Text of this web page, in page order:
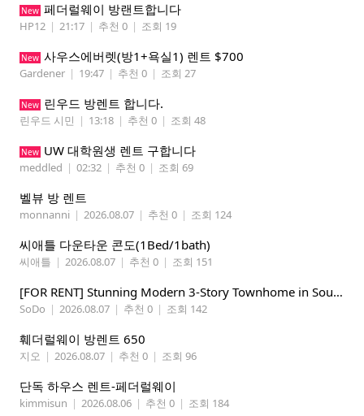
New 페더럴웨이 방랜트합니다
HP12 | 21:17 | 추천 0 | 조회 19
New 사우스에버렛(방1+욕실1) 렌트 $700
Gardener | 19:47 | 추천 0 | 조회 27
New 린우드 방렌트 합니다.
린우드 시민 | 13:18 | 추천 0 | 조회 48
New UW 대학원생 렌트 구합니다
meddled | 02:32 | 추천 0 | 조회 69
벨뷰 방 렌트
monnanni | 2026.08.07 | 추천 0 | 조회 124
씨애틀 다운타운 콘도(1Bed/1bath)
씨애틀 | 2026.08.07 | 추천 0 | 조회 151
​[FOR RENT] Stunning Modern 3-Story Townhome in South Park - Perfect for Tech Pros & Students!
SoDo | 2026.08.07 | 추천 0 | 조회 142
훼더럴웨이 방렌트 650
지오 | 2026.08.07 | 추천 0 | 조회 96
단독 하우스 렌트-페더럴웨이
kimmisun | 2026.08.06 | 추천 0 | 조회 184